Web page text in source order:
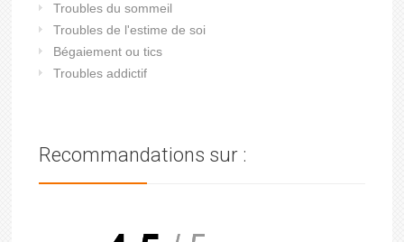
Troubles du sommeil
Troubles de l'estime de soi
Bégaiement ou tics
Troubles addictif
Recommandations sur :